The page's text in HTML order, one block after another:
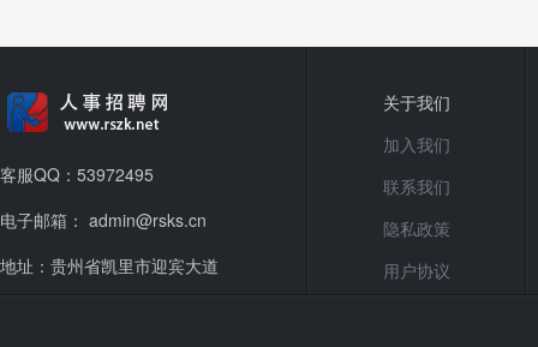
客服QQ：53972495
电子邮箱： admin@rsks.cn
地址：贵州省凯里市迎宾大道
关于我们
加入我们
联系我们
隐私政策
用户协议